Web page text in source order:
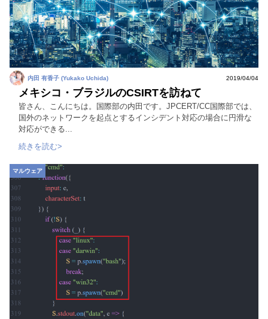
内田 有香子 (Yukako Uchida) 2019/04/04
メキシコ・ブラジルのCSIRTを訪ねて
皆さん、こんにちは。国際部の内田です。JPCERT/CC国際部では、
国外のネットワークを起点とするインシデント対応の場合に円滑な
対応ができる...
続きを読む>
マルウェア